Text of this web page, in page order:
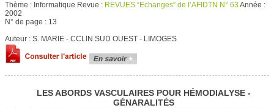
Thème : Informatique Revue : REVUES “Echanges” de l’AFIDTN N° 63 Année :
2002
N° de page : 13
Auteur : S. MARIE - CCLIN SUD OUEST - LIMOGES
LES ABORDS VASCULAIRES POUR HÉMODIALYSE -
GÉNARALITÉS